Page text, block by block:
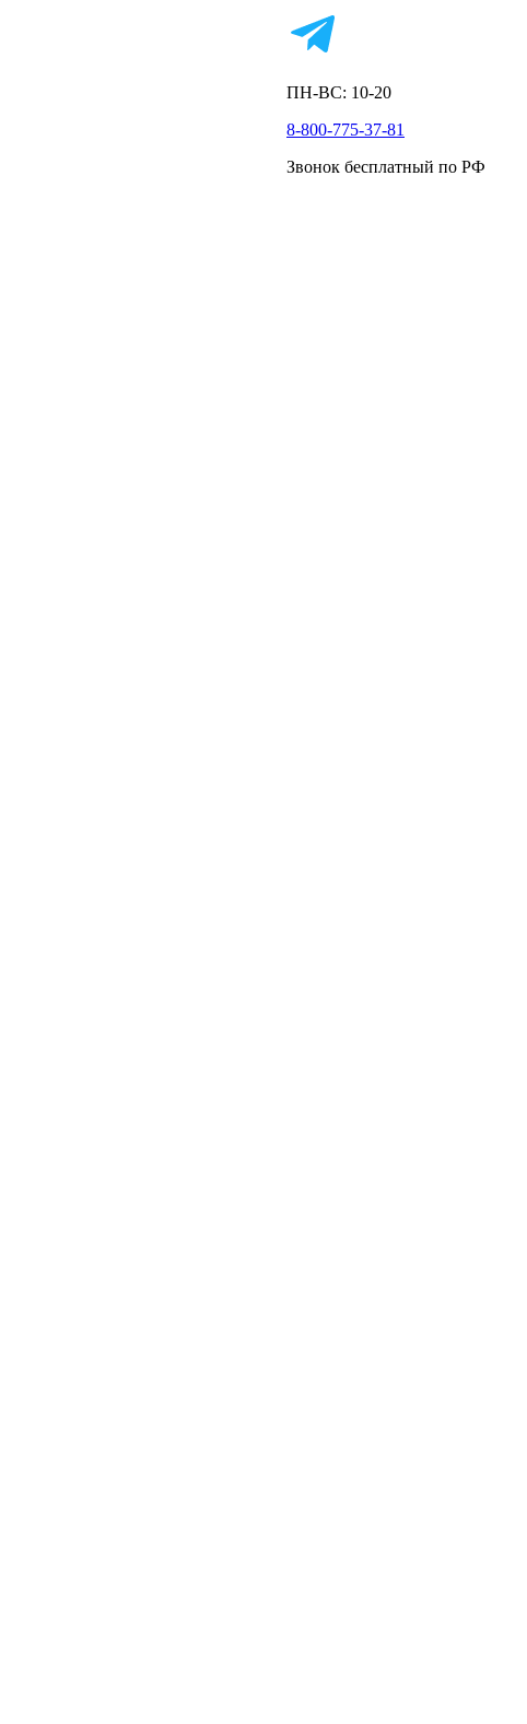
ПН-ВС: 10-20
8-800-775-37-81
Звонок бесплатный по РФ